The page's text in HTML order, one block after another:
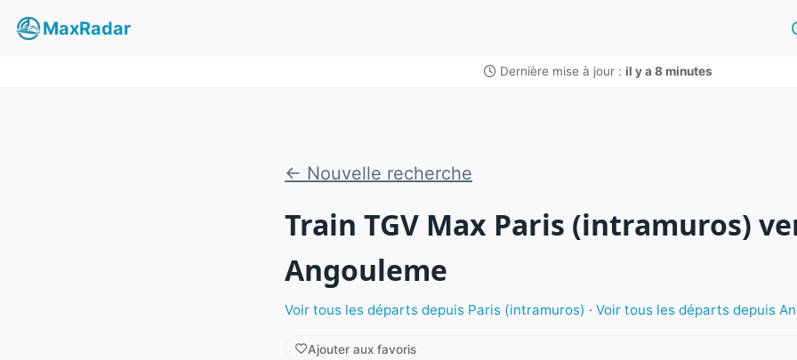
MaxRadar
Dernière mise à jour : il y a 8 minutes
← Nouvelle recherche
Train TGV Max Paris (intramuros)
Angouleme
Voir tous les départs depuis Paris (intramuros) · Voir tous les départs depuis
Ajouter aux favoris